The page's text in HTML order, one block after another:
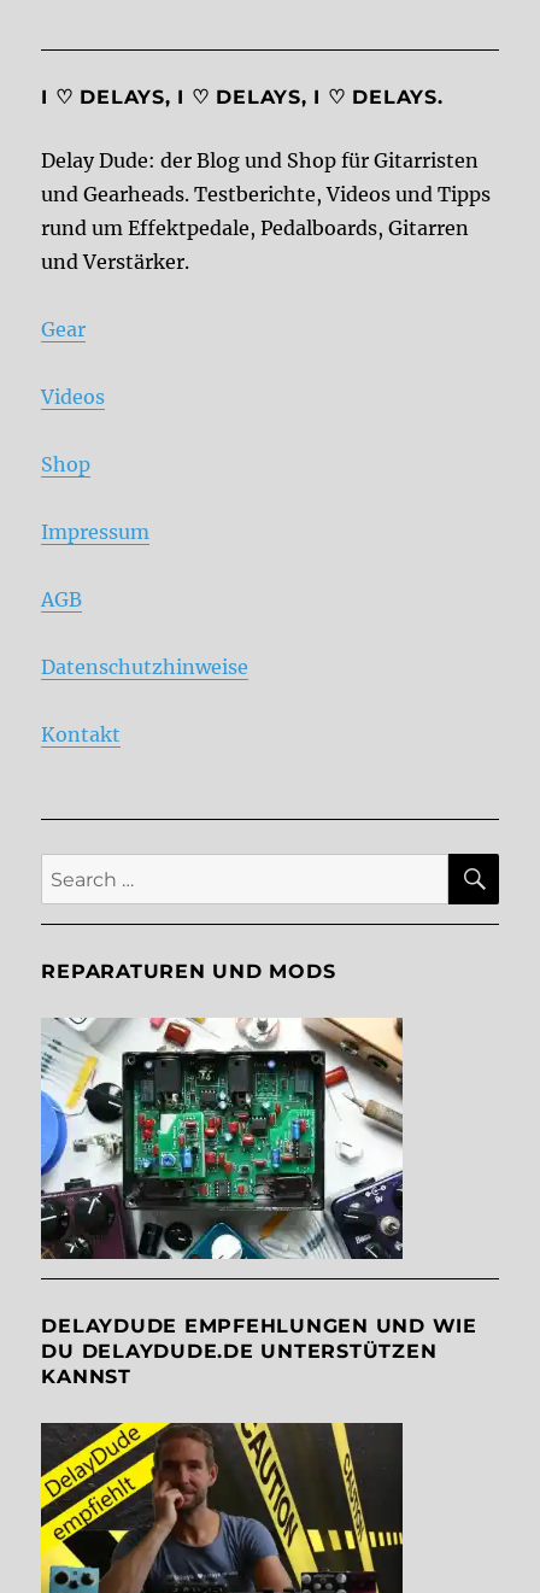
I ♡ DELAYS, I ♡ DELAYS, I ♡ DELAYS.
Delay Dude: der Blog und Shop für Gitarristen
und Gearheads. Testberichte, Videos und Tipps
rund um Effektpedale, Pedalboards, Gitarren
und Verstärker.
Gear
Videos
Shop
Impressum
AGB
Datenschutzhinweise
Kontakt
Search
for:
REPARATUREN UND MODS
DELAYDUDE EMPFEHLUNGEN UND WIE
DU DELAYDUDE.DE UNTERSTÜTZEN
KANNST